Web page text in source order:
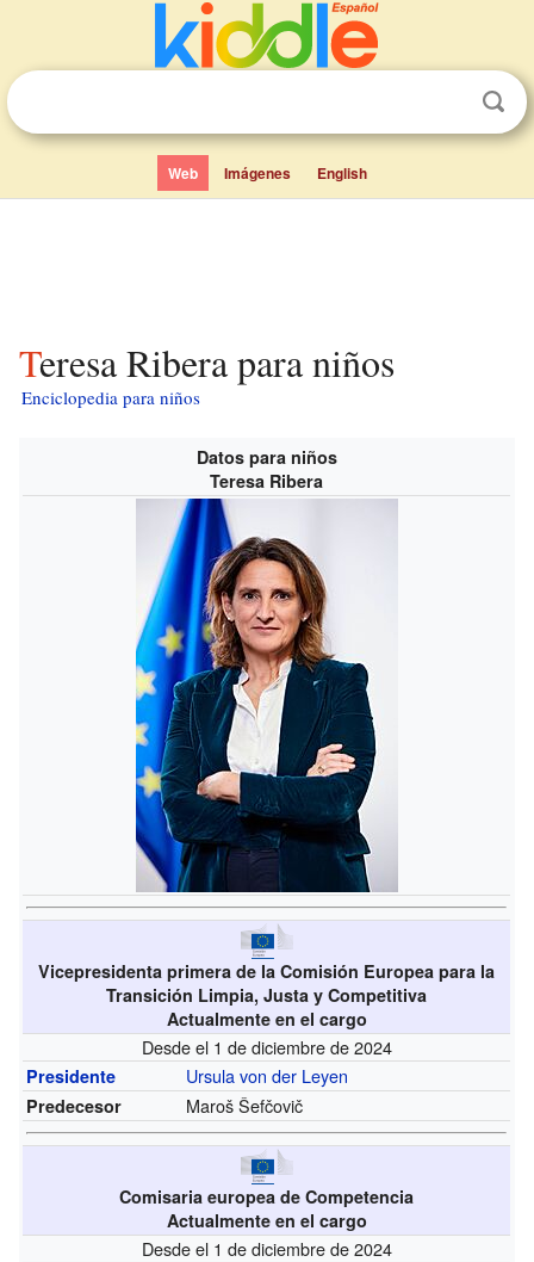
Web Imágenes English
Teresa Ribera para niños
Enciclopedia para niños
Datos para niños
Teresa Ribera
Vicepresidenta primera de la Comisión Europea para la
Transición Limpia, Justa y Competitiva
Actualmente en el cargo
Desde el 1 de diciembre de 2024
Presidente Ursula von der Leyen
Predecesor Maroš Šefčovič
Comisaria europea de Competencia
Actualmente en el cargo
Desde el 1 de diciembre de 2024